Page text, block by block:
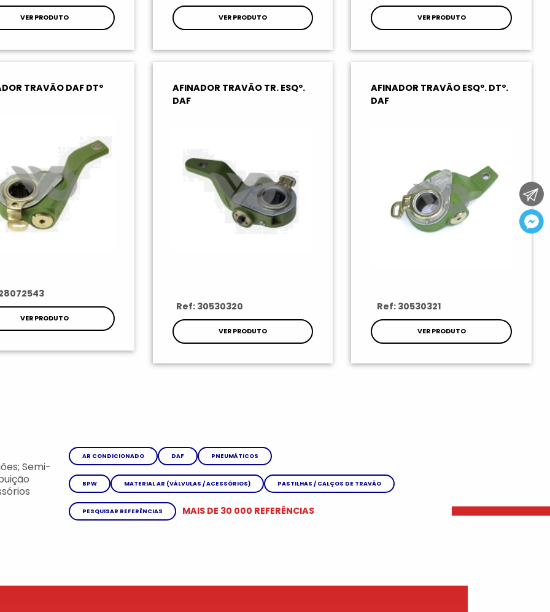
VER PRODUTO VER PRODUTO VER PRODUTO
TRAVÃO DAF DTº
VER PRODUTO
AFINADOR TRAVÃO TR. ESQº.
DAF
Ref: 30530320
VER PRODUTO
AFINADOR TRAVÃO ESQº. DTº.
DAF
Ref: 30530321
VER PRODUTO
Semi-
AR CONDICIONADO DAF PNEUMÁTICOS
BPW MATERIAL AR (VÁLVULAS / ACESSÓRIOS) PASTILHAS / CALÇOS DE TRAVÃO
PESQUISAR REFERÊNCIAS MAIS DE 30 000 REFERÊNCIAS